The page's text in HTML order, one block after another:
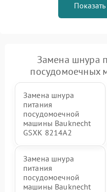
Замена шнура
посудомоечных
Замена шнура
питания
посудомоечной
машины Bauknecht
GSXK 8214A2
Замена шнура
питания
посудомоечной
машины Bauknecht